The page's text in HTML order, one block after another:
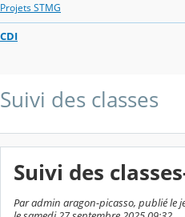
Projets STMG
CDI
Suivi des classes
Suivi des
Par admin aragon-picasso, publié le